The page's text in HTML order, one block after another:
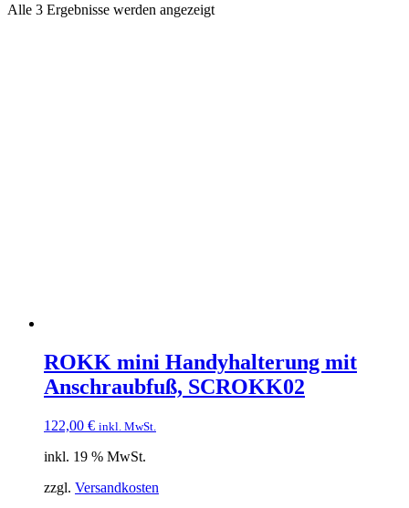
Alle 3 Ergebnisse werden angezeigt
ROKK mini Handyhalterung mit
Anschraubfuß, SCROKK02
122,00 € inkl. MwSt.
inkl. 19 % MwSt.
zzgl. Versandkosten